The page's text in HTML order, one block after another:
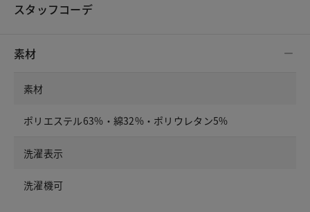
スタッフコーデ
素材
素材
ポリエステル63%・綿32%・ポリウレタン5%
洗濯表示
洗濯機可